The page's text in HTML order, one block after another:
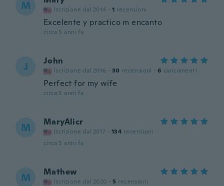
M Iscrizione dal 2014 · 1 recensioni
Excelente y practico m encanto
circa 5 anni fa
J John
Iscrizione dal 2016 · 30 recensioni · 6 caricamenti
Perfect for my wife
circa 5 anni fa
M MaryAlicr
Iscrizione dal 2017 · 134 recensioni
circa 5 anni fa
M Mathew
Iscrizione dal 2020 · 5 recensioni